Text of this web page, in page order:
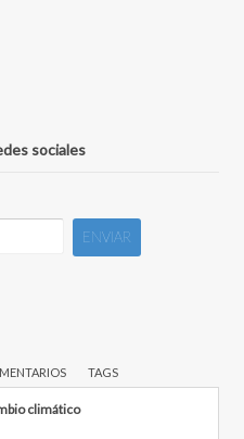
sociales
TAGS
climático